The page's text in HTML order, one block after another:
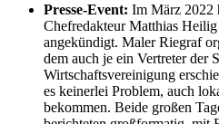
Presse-Event: Im März 2022
Chefredakteur Matthias
angekündigt. Maler Riegraf
dem auch je ein Vertreter der
Wirtschaftsvereinigung
es keinerlei Problem, auch
bekommen. Beide großen